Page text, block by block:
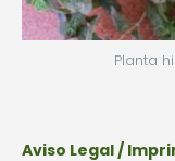
Planta
Aviso Legal /